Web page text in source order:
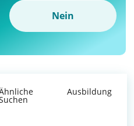
Nein
Ausbildung